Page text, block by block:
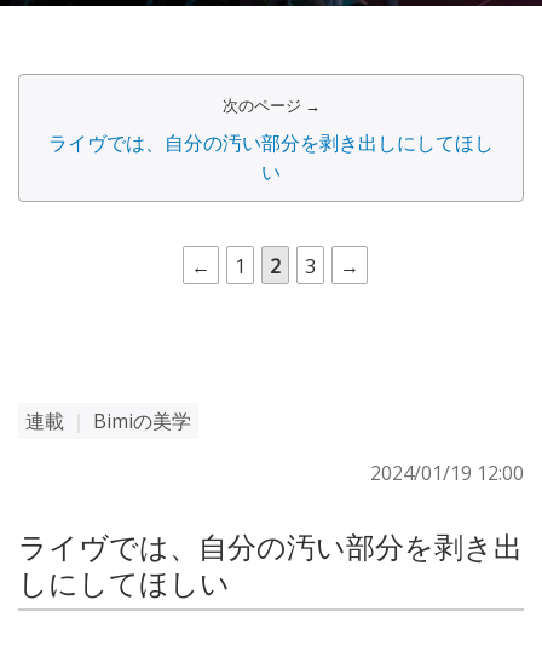
次のページ →
ライヴでは、自分の汚い部分を剥き出しにしてほし
い
← 1 2 3 →
連載
Bimiの美学
2024/01/19 12:00
ライヴでは、自分の汚い部分を剥き出
しにしてほしい